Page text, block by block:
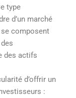
type
d’un marché
composent
des actifs
d’offrir un
: